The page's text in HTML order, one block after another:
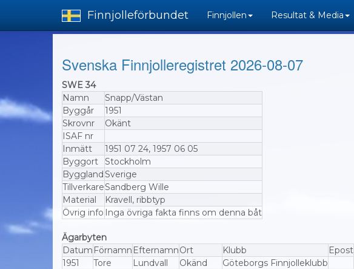
Finnjolleförbundet Finnjollen Resultat & Media
Svenska Finnjolleregistret 2026-08-07
SWE 34
Namn
Snapp/Västan
Byggår
1951
Skrovnr
Okänt
ISAF nr
Inmätt
1951 07 24, 1957 06 05
Byggort
Stockholm
BygglandSverige
TillverkareSandberg Wille
Material
Kravell, ribbtyp
Övrig info Inga övriga fakta finns om denna båt
Ägarbyten
Datum Förnamn EfternamnOrt Klubb
Epost
1951
Tore Lundvall Okänd
Göteborgs Finnjolleklubb